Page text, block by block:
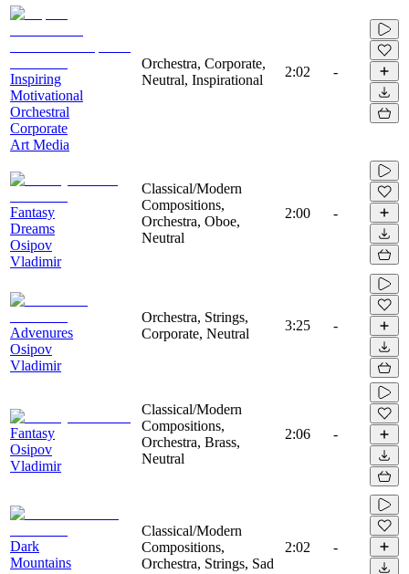
Inspiring
Motivational
Orchestral
Corporate
Art Media
Orchestra, Corporate,
Neutral, Inspirational
2:02 -
Fantasy
Dreams
Osipov
Vladimir
Classical/Modern
Compositions,
Orchestra, Oboe,
Neutral
2:00 -
Advenures
Osipov
Vladimir
Orchestra, Strings,
Corporate, Neutral
3:25 -
Fantasy
Osipov
Vladimir
Classical/Modern
Compositions,
Orchestra, Brass,
Neutral
2:06 -
Dark
Mountains
Classical/Modern
Compositions,
Orchestra, Strings, Sad
2:02 -